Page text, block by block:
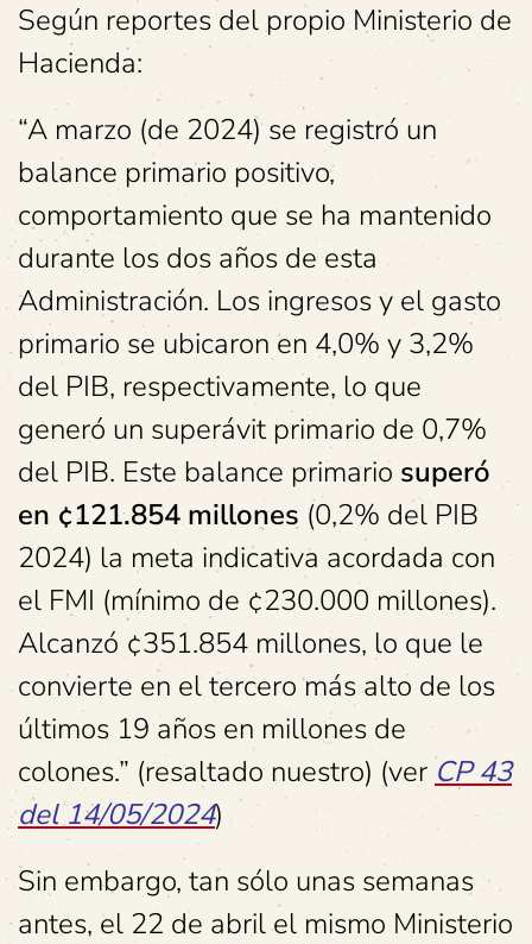
Según reportes del propio Ministerio de
Hacienda:
“A marzo (de 2024) se registró un
balance primario positivo,
comportamiento que se ha mantenido
durante los dos años de esta
Administración. Los ingresos y el gasto
primario se ubicaron en 4,0% y 3,2%
del PIB, respectivamente, lo que
generó un superávit primario de 0,7%
del PIB. Este balance primario superó
en ¢121.854 millones (0,2% del PIB
2024) la meta indicativa acordada con
el FMI (mínimo de ¢230.000 millones).
Alcanzó ¢351.854 millones, lo que le
convierte en el tercero más alto de los
últimos 19 años en millones de
colones.” (resaltado nuestro) (ver CP 43
del 14/05/2024)
Sin embargo, tan sólo unas semanas
antes, el 22 de abril el mismo Ministerio